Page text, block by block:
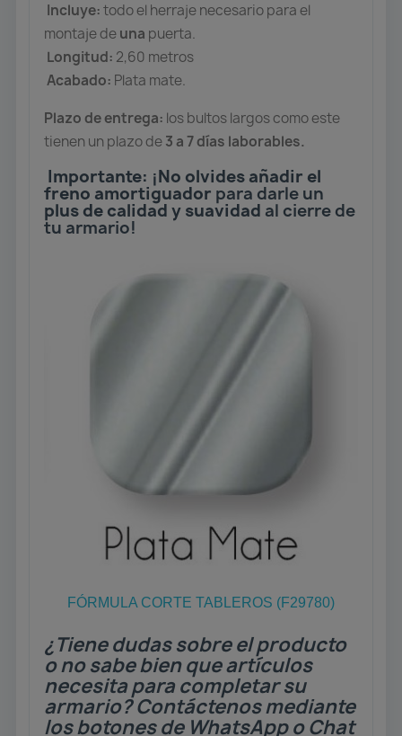
Incluye:todo el herraje necesario para el
montaje deuna puerta.
Longitud: 2,60 metros
Acabado: Plata mate.
Plazo de entrega: los bultos largos como este
tienen un plazo de3 a 7 días laborables.
Importante: ¡No olvides añadir el
freno amortiguador para darle un
plus de calidad y suavidad al cierre de
tu armario!
FÓRMULA CORTE TABLEROS (F29780)
¿Tiene dudas sobre el producto
o no sabe bien que artículos
necesita para completar su
armario? Contáctenos mediante
los botones de WhatsApp o Chat